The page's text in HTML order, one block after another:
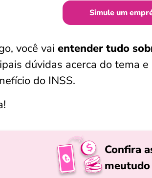
Simule um
você vai entender tudo
dúvidas acerca do tema
do INSS.
Confira